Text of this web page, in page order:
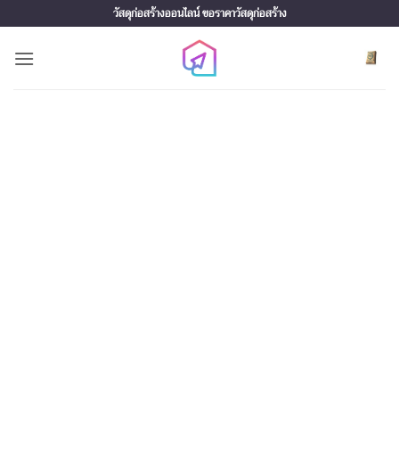
to
content
วัสดุก่อสร้างออนไลน์ ขอราคาวัสดุก่อสร้าง